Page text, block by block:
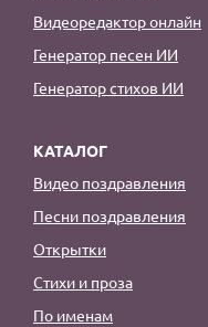
Видеоредактор онлайн
Генератор песен ИИ
Генератор стихов ИИ
КАТАЛОГ
Видео поздравления
Песни поздравления
Открытки
Стихи и проза
По именам